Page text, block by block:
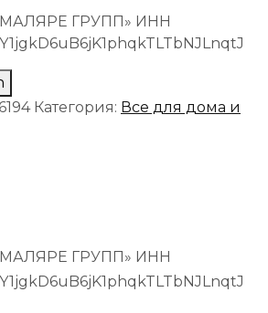
ГРУПП» ИНН
Категория: Все для дома и
ГРУПП» ИНН